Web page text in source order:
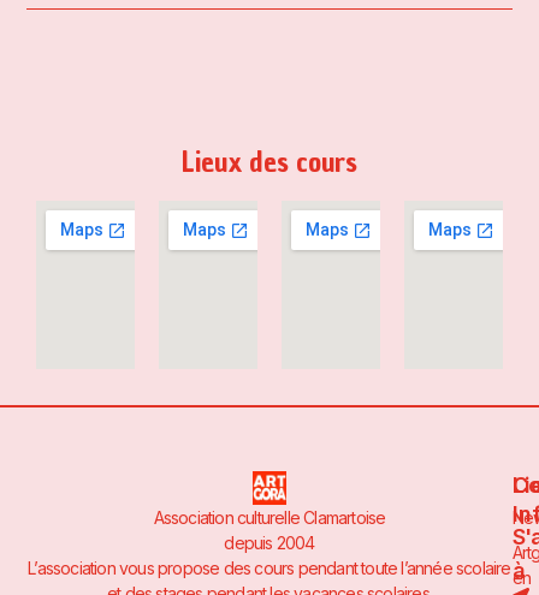
Lieux des cours
Association culturelle Clamartoise
depuis 2004
L’association vous propose des cours pendant toute l’année scolaireen
à